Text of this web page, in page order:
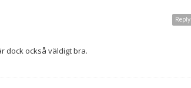
Reply
dock också väldigt bra.